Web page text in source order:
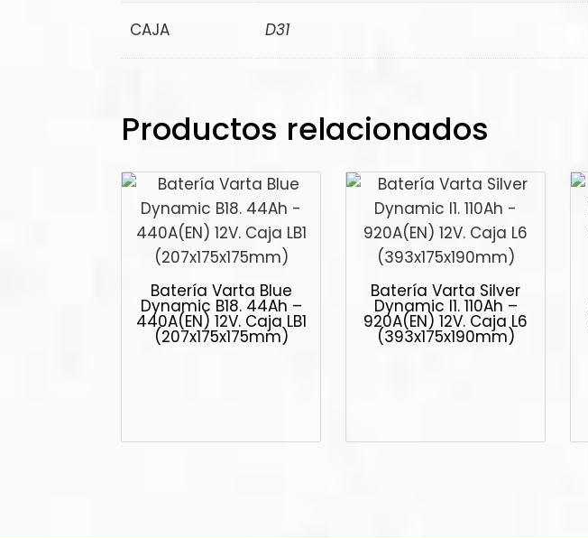
CAJA D31
Productos relacionados
Batería Varta Blue
Dynamic B18. 44Ah –
440A(EN) 12V. Caja LB1
(207x175x175mm)
Batería Varta Silver
Dynamic I1. 110Ah –
920A(EN) 12V. Caja L6
(393x175x190mm)